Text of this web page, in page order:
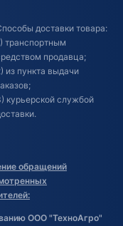
доставки товара:
транспортным
продавца;
из пункта выдачи
курьерской службой
обращений
ООО "ТехноАгро"